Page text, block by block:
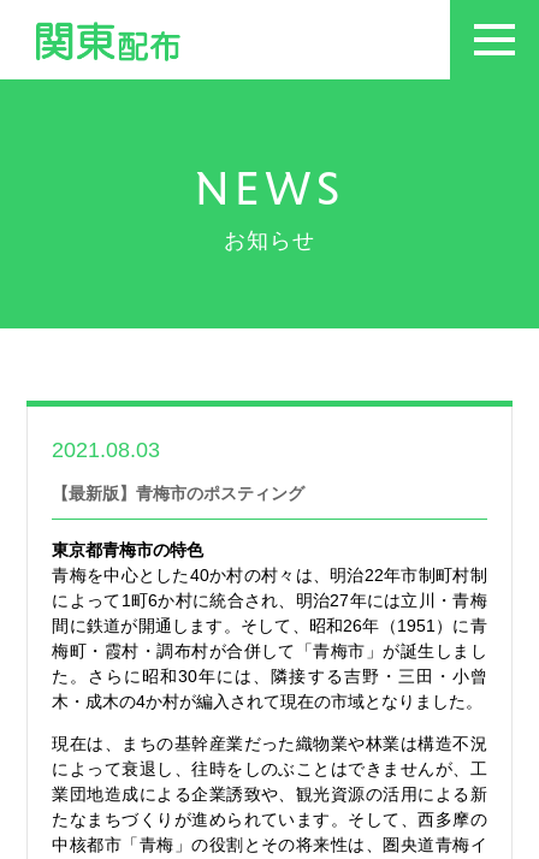
NEWS
お知らせ
2021.08.03
【最新版】青梅市のポスティング
東京都青梅市の特色
青梅を中心とした40か村の村々は、明治22年市制町村制
によって1町6か村に統合され、明治27年には立川・青梅
間に鉄道が開通します。そして、昭和26年（1951）に青
梅町・霞村・調布村が合併して「青梅市」が誕生しまし
た。さらに昭和30年には、隣接する吉野・三田・小曾
木・成木の4か村が編入されて現在の市域となりました。
現在は、まちの基幹産業だった織物業や林業は構造不況
によって衰退し、往時をしのぶことはできませんが、工
業団地造成による企業誘致や、観光資源の活用による新
たなまちづくりが進められています。そして、西多摩の
中核都市「青梅」の役割とその将来性は、圏央道青梅イ